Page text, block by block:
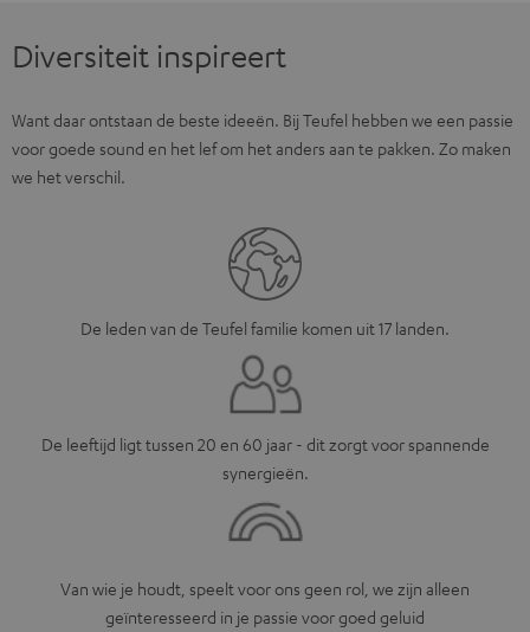
Diversiteit inspireert
Want daar ontstaan de beste ideeën. Bij Teufel hebben we een passie
voor goede sound en het lef om het anders aan te pakken. Zo maken
we het verschil.
De leden van de Teufel familie komen uit 17 landen.
De leeftijd ligt tussen 20 en 60 jaar - dit zorgt voor spannende
synergieën.
Van wie je houdt, speelt voor ons geen rol, we zijn alleen
geïnteresseerd in je passie voor goed geluid